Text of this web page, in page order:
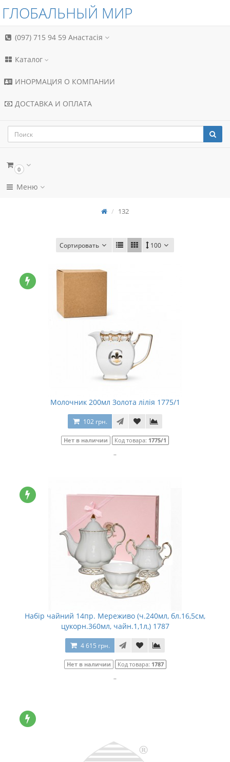
ГЛОБАЛЬНЫЙ МИР
(097) 715 94 59 Анастасія
Каталог
ИНОРМАЦИЯ О КОМПАНИИ
ДОСТАВКА И ОПЛАТА
0
Меню
132
Сортировать 100
Молочник 200мл Золота лілія 1775/1
102 грн.
Нет в наличии Код товара: 1775/1
..
Набір чайний 14пр. Мереживо (ч.240мл, бл.16,5см,
цукорн.360мл, чайн.1,1л,) 1787
4 615 грн.
Нет в наличии Код товара: 1787
..